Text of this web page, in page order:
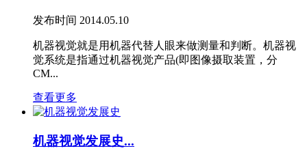
发布时间 2014.05.10
机器视觉就是用机器代替人眼来做测量和判断。机器视
觉系统是指通过机器视觉产品(即图像摄取装置，分
CM...
查看更多
机器视觉发展史...